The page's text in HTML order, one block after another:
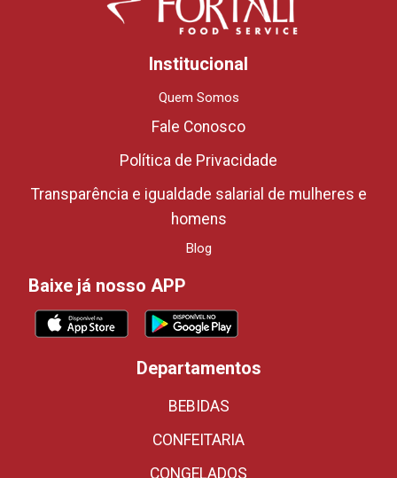
Institucional
Quem Somos
Fale Conosco
Política de Privacidade
Transparência e igualdade salarial de mulheres e
homens
Blog
Baixe já nosso APP
Departamentos
BEBIDAS
CONFEITARIA
CONGELADOS